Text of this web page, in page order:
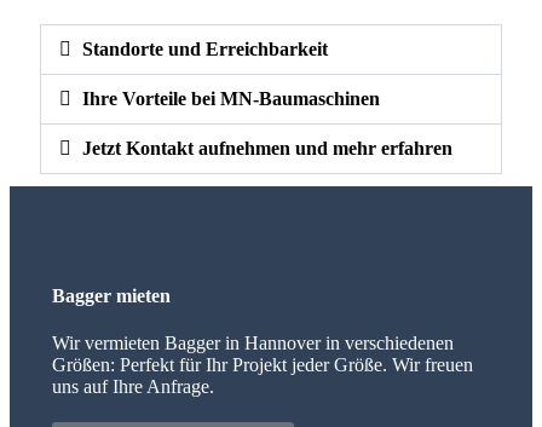
Standorte und Erreichbarkeit
Ihre Vorteile bei MN-Baumaschinen
Jetzt Kontakt aufnehmen und mehr erfahren
Bagger mieten
Wir vermieten Bagger in Hannover in verschiedenen
Größen: Perfekt für Ihr Projekt jeder Größe. Wir freuen
uns auf Ihre Anfrage.